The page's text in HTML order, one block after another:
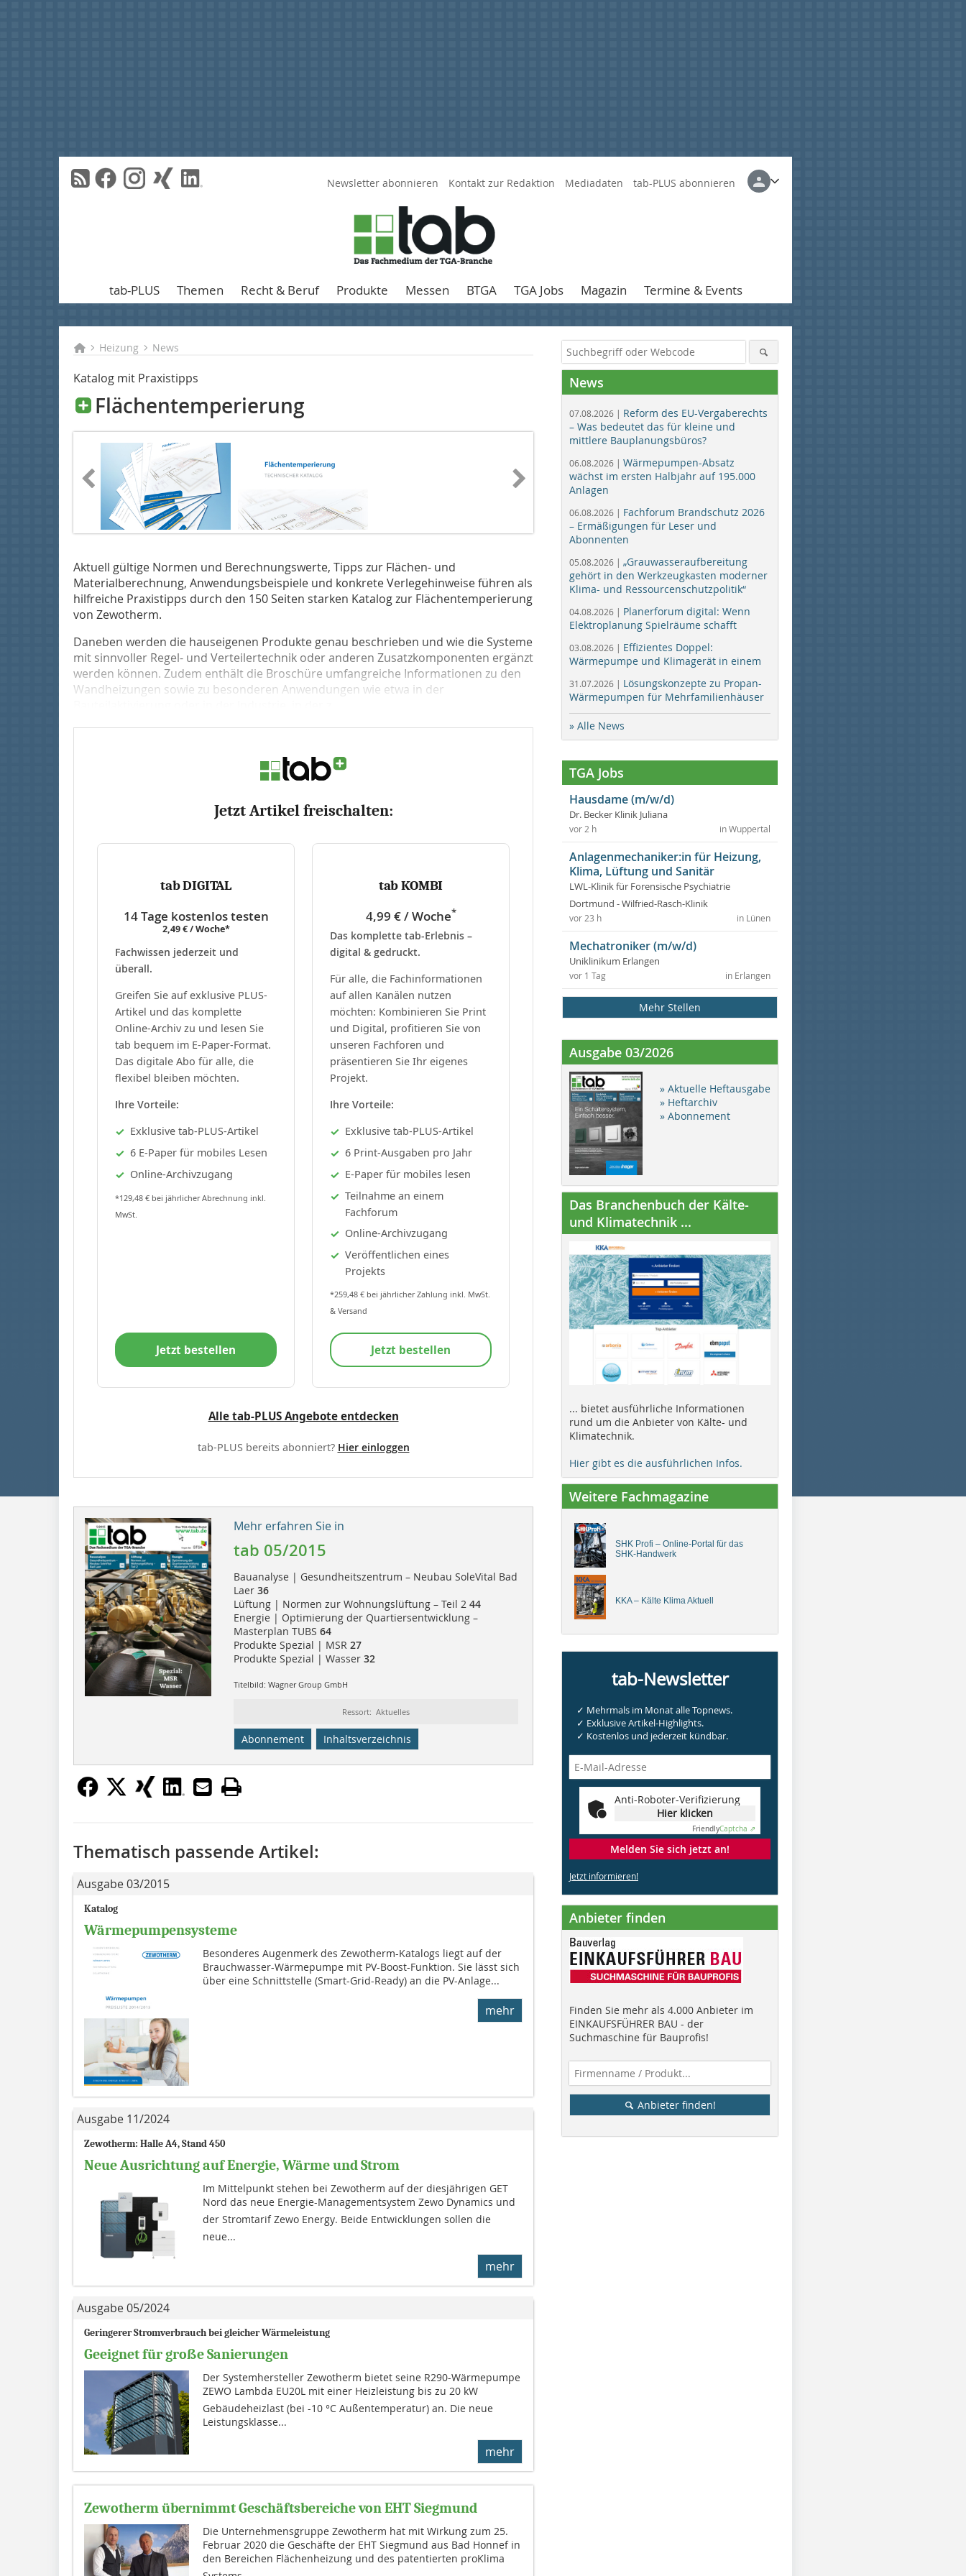
Newsletter abonnieren Kontakt zur Redaktion Mediadaten tab-PLUS abonnieren
tab-PLUS Themen Recht & Beruf Produkte Messen BTGA TGA Jobs Magazin Termine & Events
Heizung News
Katalog mit Praxistipps
Flächentemperierung
Aktuell gültige Normen und Be­­rech­nungswerte, Tipps zur Flächen- und
Materialberechnung, Anwendungsbeispiele und konkrete Verlegehinweise führen als
hilfreiche Praxistipps durch den 150 Seiten starken Katalog zur Flächentemperierung
von Zewotherm.
Daneben werden die hauseigenen Produkte genau beschrieben und wie die Systeme
mit sinnvoller Regel- und Verteilertechnik oder anderen Zusatzkomponenten ergänzt
werden können. Zudem enthält die Broschüre umfangreiche Informationen zu den
Wandheizungen sowie zu besonderen Anwendungen wie etwa in der
Jetzt Artikel freischalten:
tab DIGITAL
14 Tage kostenlos testen
2,49 € / Woche*
Fachwissen jederzeit und
überall.
Greifen Sie auf exklusive PLUS-
Artikel und das komplette
Online-Archiv zu und lesen Sie
tab bequem im E-Paper-Format.
Das digitale Abo für alle, die
flexibel bleiben möchten.
Ihre Vorteile:
Exklusive tab-PLUS-Artikel
6 E-Paper für mobiles Lesen
Online-Archivzugang
*129,48 € bei jährlicher Abrechnung inkl.
MwSt.
Jetzt bestellen
tab KOMBI
4,99 € / Woche*
Das komplette tab-Erlebnis –
digital & gedruckt.
Für alle, die Fachinformationen
auf allen Kanälen nutzen
möchten: Kombinieren Sie Print
und Digital, profitieren Sie von
unseren Fachforen und
präsentieren Sie Ihr eigenes
Projekt.
Ihre Vorteile:
Exklusive tab-PLUS-Artikel
6 Print-Ausgaben pro Jahr
E-Paper für mobiles lesen
Teilnahme an einem
Fachforum
Online-Archivzugang
Veröffentlichen eines
Projekts
*259,48 € bei jährlicher Zahlung inkl. MwSt.
& Versand
Jetzt bestellen
Alle tab-PLUS Angebote entdecken
tab-PLUS bereits abonniert? Hier einloggen
Mehr erfahren Sie in
tab 05/2015
Bauanalyse | Gesundheitszentrum – Neubau SoleVital Bad
Laer 36
Lüftung | Normen zur Wohnungslüftung – Teil 2 44
Energie | Optimierung der Quartiersentwicklung –
Masterplan TUBS 64
Produkte Spezial | MSR 27
Produkte Spezial | Wasser 32
Titelbild: Wagner Group GmbH
Ressort: Aktuelles
Abonnement Inhaltsverzeichnis
Thematisch passende Artikel:
Ausgabe 03/2015
Katalog
Wärmepumpensysteme
Besonderes Augenmerk des Zewo­therm-Katalogs liegt auf der
Brauchwasser-Wär­me­pum­pe mit PV-Boost-Funktion. Sie lässt sich
über eine Schnittstelle (Smart-Grid-Ready) an die PV-An­lage...
mehr
Ausgabe 11/2024
Zewotherm: Halle A4, Stand 450
Neue Ausrichtung auf Energie, Wärme und Strom
Im Mittelpunkt stehen bei Zewo­therm auf der diesjährigen GET
Nord das neue Energie-Managementsystem Zewo Dynamics und
der Stromtarif Zewo Energy. Beide Entwicklungen sollen die
neue...
mehr
Ausgabe 05/2024
Geringerer Stromverbrauch bei gleicher Wärmeleistung
Geeignet für große Sanierungen
Der Systemhersteller Zewo­therm bietet seine R290-Wärmepumpe
ZEWO Lambda EU20L mit einer Heizleistung bis zu 20 kW
Gebäudeheizlast (bei -10 °C Außentemperatur) an. Die neue
Leistungsklasse...
mehr
Zewotherm übernimmt Geschäftsbereiche von EHT Siegmund
Die Unternehmensgruppe Zewotherm hat mit Wirkung zum 25.
Februar 2020 die Geschäfte der EHT Siegmund aus Bad Honnef in
den Bereichen Flächenheizung und des patentierten proKlima
News
07.08.2026 | Reform des EU-Vergaberechts
– Was bedeutet das für kleine und
mittlere Bauplanungsbüros?
06.08.2026 | Wärmepumpen-Absatz
wächst im ersten Halbjahr auf 195.000
Anlagen
06.08.2026 | Fachforum Brandschutz 2026
– Ermäßigungen für Leser und
Abonnenten
05.08.2026 | „Grauwasseraufbereitung
gehört in den Werkzeugkasten moderner
Klima- und Ressourcenschutzpolitik“
04.08.2026 | Planerforum digital: Wenn
Elektroplanung Spielräume schafft
03.08.2026 | Effizientes Doppel:
Wärmepumpe und Klimagerät in einem
31.07.2026 | Lösungskonzepte zu Propan-
Wärmepumpen für Mehrfamilienhäuser
» Alle News
TGA Jobs
Hausdame (m/w/d)
Dr. Becker Klinik Juliana
in Wuppertal
vor 2 h
Anlagenmechaniker:in für Heizung,
Klima, Lüftung und Sanitär
LWL-Klinik für Forensische Psychiatrie
Dortmund - Wilfried-Rasch-Klinik
in Lünen
vor 23 h
Mechatroniker (m/w/d)
Uniklinikum Erlangen
in Erlangen
vor 1 Tag
Mehr Stellen
Ausgabe 03/2026
» Aktuelle Heftausgabe
» Heftarchiv
» Abonnement
Das Branchenbuch der Kälte-
und Klimatechnik ...
... bietet ausführliche Informationen
rund um die Anbieter von Kälte- und
Klimatechnik.
Hier gibt es die ausführlichen Infos.
Weitere Fachmagazine
SHK Profi – Online-Portal für das
SHK-Handwerk
KKA – Kälte Klima Aktuell
tab-Newsletter
✓ Mehrmals im Monat alle Topnews.
✓ Exklusive Artikel-Highlights.
✓ Kostenlos und jederzeit kündbar.
Anti-Roboter-Verifizierung
Hier klicken
FriendlyCaptcha ⇗
Melden Sie sich jetzt an!
Jetzt informieren!
Anbieter finden
Finden Sie mehr als 4.000 Anbieter im
EINKAUFSFÜHRER BAU - der
Suchmaschine für Bauprofis!
Anbieter finden!